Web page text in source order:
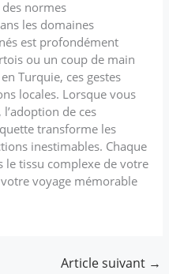
normes
les domaines
est profondément
ou un coup de main
Turquie, ces gestes
locales. Lorsque vous
de ces
transforme les
inestimables. Chaque
le tissu complexe de votre
voyage mémorable
Article suivant →